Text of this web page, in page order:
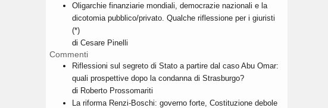
Oligarchie finanziarie mondiali, democrazie nazionali e la
dicotomia pubblico/privato. Qualche riflessione per i giuristi
(*)
di Cesare Pinelli
Commenti
Riflessioni sul segreto di Stato a partire dal caso Abu Omar:
quali prospettive dopo la condanna di Strasburgo?
di Roberto Prossomariti
La riforma Renzi-Boschi: governo forte, Costituzione debole